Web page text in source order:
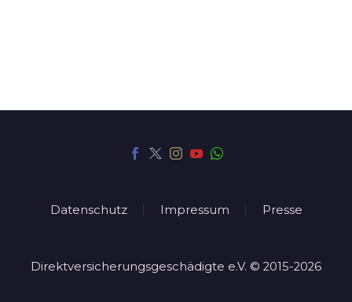
Datenschutz Impressum Presse
Direktversicherungsgeschädigte e.V. © 2015-2026